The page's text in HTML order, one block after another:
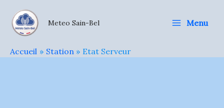
contenu
Meteo Sain-Bel Menu
Accueil Station Etat Serveur